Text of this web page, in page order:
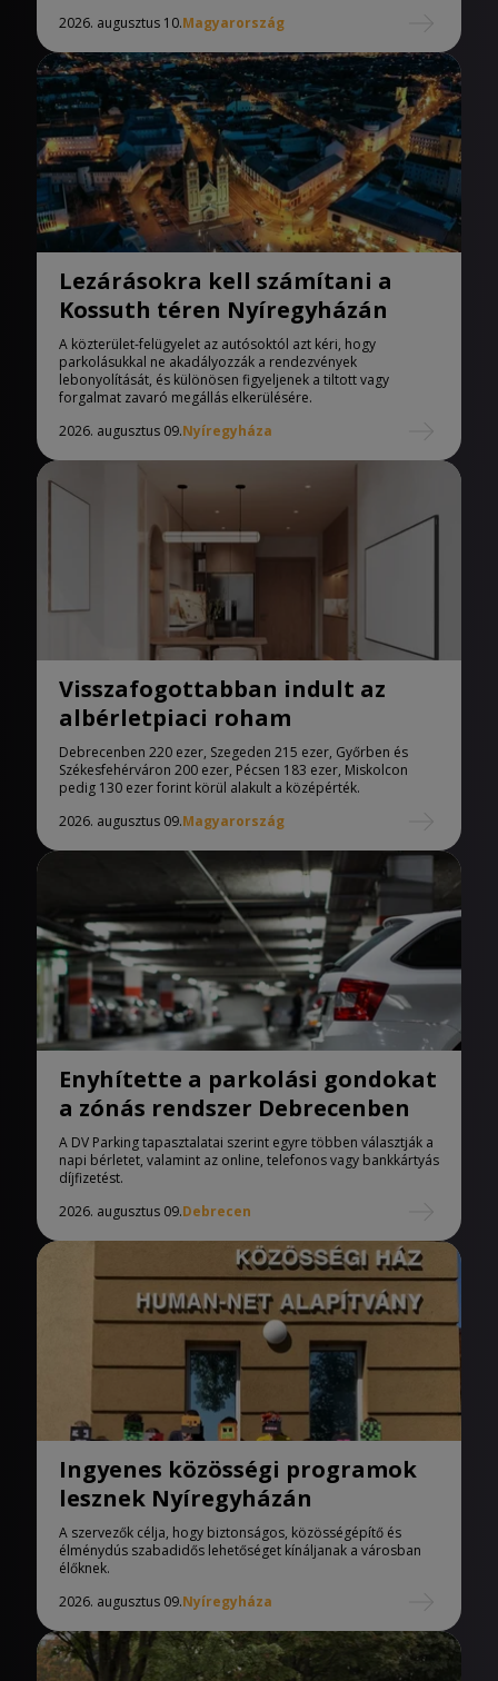
2026. augusztus 10.Magyarország
Lezárásokra kell számítani a
Kossuth téren Nyíregyházán
A közterület-felügyelet az autósoktól azt kéri, hogy
parkolásukkal ne akadályozzák a rendezvények
lebonyolítását, és különösen figyeljenek a tiltott vagy
forgalmat zavaró megállás elkerülésére.
2026. augusztus 09.Nyíregyháza
Visszafogottabban indult az
albérletpiaci roham
Debrecenben 220 ezer, Szegeden 215 ezer, Győrben és
Székesfehérváron 200 ezer, Pécsen 183 ezer, Miskolcon
pedig 130 ezer forint körül alakult a középérték.
2026. augusztus 09.Magyarország
Enyhítette a parkolási gondokat
a zónás rendszer Debrecenben
A DV Parking tapasztalatai szerint egyre többen választják a
napi bérletet, valamint az online, telefonos vagy bankkártyás
díjfizetést.
2026. augusztus 09.Debrecen
Ingyenes közösségi programok
lesznek Nyíregyházán
A szervezők célja, hogy biztonságos, közösségépítő és
élménydús szabadidős lehetőséget kínáljanak a városban
élőknek.
2026. augusztus 09.Nyíregyháza